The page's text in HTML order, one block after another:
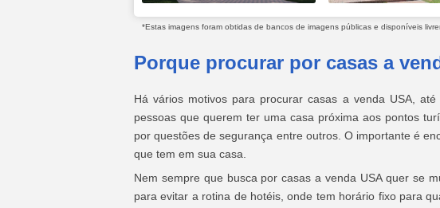
*Estas imagens foram obtidas de bancos de imagens públicas e disponíveis
Porque procurar por casas a
Há vários motivos para procurar casas a venda USA,
pessoas que querem ter uma casa próxima aos pontos
por questões de segurança entre outros. O importante é
que tem em sua casa.
Nem sempre que busca por casas a venda USA quer se
para evitar a rotina de hotéis, onde tem horário fixo para